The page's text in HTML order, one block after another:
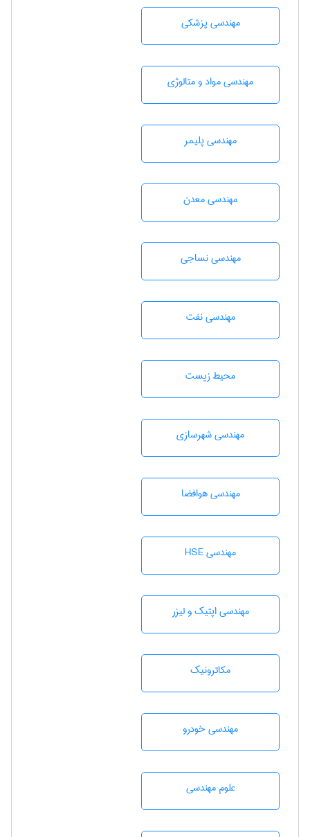
مهندسی پزشکی
مهندسی مواد و متالوژی
مهندسی پليمر
مهندسی معدن
مهندسي نساجی
مهندسی نفت
محيط زيست
مهندسی شهرسازی
مهندسی هوافضا
مهندسی HSE
مهندسی اپتیک و لیزر
مکاترونیک
مهندسی خودرو
علوم مهندسی